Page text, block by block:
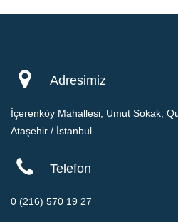
Adresimiz
İçerenköy Mahallesi, Umut Sokak,
Ataşehir / İstanbul
Telefon
0 (216) 570 19 27